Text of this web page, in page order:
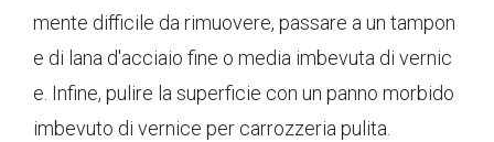
mente difficile da rimuovere, passare a un tampon
e di lana d'acciaio fine o media imbevuta di vernic
e. Infine, pulire la superficie con un panno morbido
imbevuto di vernice per carrozzeria pulita.